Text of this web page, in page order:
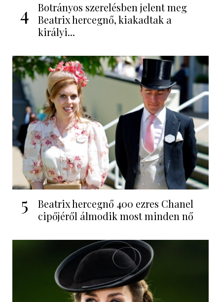
4
Botrányos szerelésben jelent meg
Beatrix hercegnő, kiakadtak a
királyi...
5
Beatrix hercegnő 400 ezres Chanel
cipőjéről álmodik most minden nő